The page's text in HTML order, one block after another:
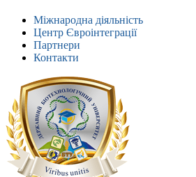
Міжнародна діяльність
Центр Євроінтеграції
Партнери
Контакти